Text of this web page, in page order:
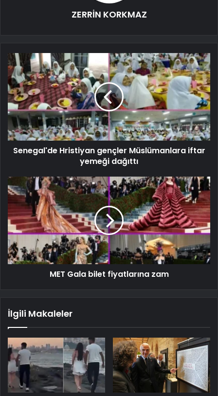
ZERRİN KORKMAZ
Senegal'de Hristiyan gençler Müslümanlara iftar
yemeği dağıttı
MET Gala bilet fiyatlarına zam
İlgili Makaleler